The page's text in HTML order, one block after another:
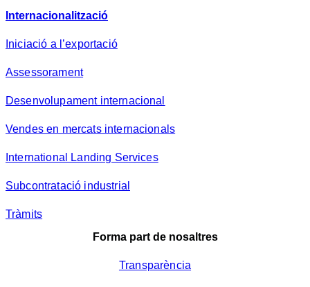
Internacionalització
Iniciació a l’exportació
Assessorament
Desenvolupament internacional
Vendes en mercats internacionals
International Landing Services
Subcontratació industrial
Tràmits
Forma part de nosaltres
Transparència